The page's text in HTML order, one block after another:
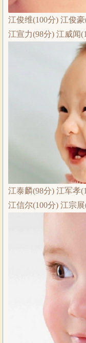
江俊维(100分) 江俊
江宣力(98分) 江威闻
江泰麟(98分) 江军孝
江信尔(100分) 江宗